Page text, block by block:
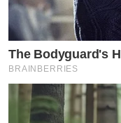
The Bodyguard's
BRAINBERRIES